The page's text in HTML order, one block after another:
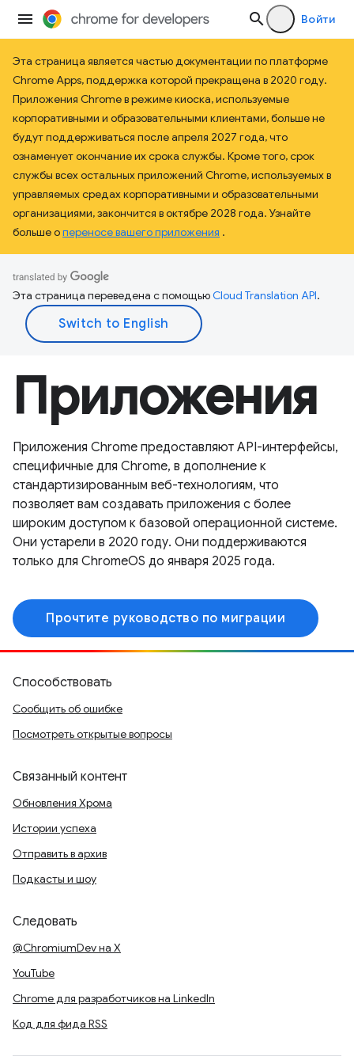
Войти
Эта страница является частью документации по платформе
Chrome Apps, поддержка которой прекращена в 2020 году.
Приложения Chrome в режиме киоска, используемые
корпоративными и образовательными клиентами, больше не
будут поддерживаться после апреля 2027 года, что
ознаменует окончание их срока службы. Кроме того, срок
службы всех остальных приложений Chrome, используемых в
управляемых средах корпоративными и образовательными
организациями, закончится в октябре 2028 года. Узнайте
больше опереносе вашего приложения .
Эта страница переведена с помощьюCloud Translation API.
Приложения
Приложения Chrome предоставляют API-интерфейсы,
специфичные для Chrome, в дополнение к
стандартизированным веб-технологиям, что
позволяет вам создавать приложения с более
широким доступом к базовой операционной системе.
Они устарели в 2020 году. Они поддерживаются
только для ChromeOS до января 2025 года.
Прочтите руководство по миграции
Способствовать
Сообщить об ошибке
Посмотреть открытые вопросы
Связанный контент
Обновления Хрома
Истории успеха
Отправить в архив
Подкасты и шоу
Следовать
@ChromiumDev на X
YouTube
Chrome для разработчиков на LinkedIn
Код для фида RSS